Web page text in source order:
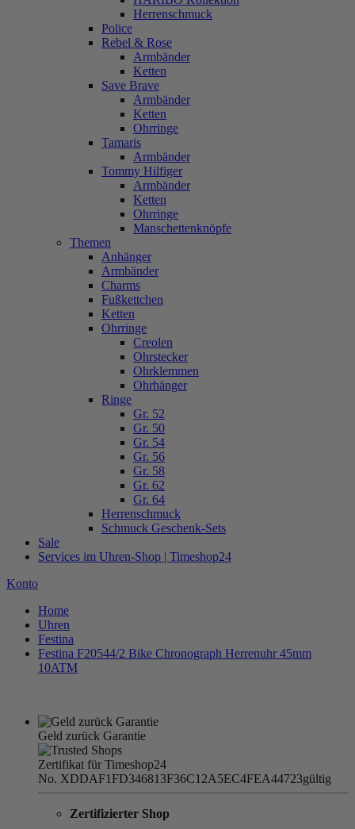
Herrenschmuck
Police
Rebel & Rose
Armbänder
Ketten
Save Brave
Armbänder
Ketten
Ohrringe
Tamaris
Armbänder
Tommy Hilfiger
Armbänder
Ketten
Ohrringe
Manschettenknöpfe
Themen
Anhänger
Armbänder
Charms
Fußkettchen
Ketten
Ohrringe
Creolen
Ohrstecker
Ohrklemmen
Ohrhänger
Ringe
Gr. 52
Gr. 50
Gr. 54
Gr. 56
Gr. 58
Gr. 62
Gr. 64
Herrenschmuck
Schmuck Geschenk-Sets
Sale
Services im Uhren-Shop | Timeshop24
Konto
Home
Uhren
Festina
Festina F20544/2 Bike Chronograph Herrenuhr 45mm
10ATM
Geld zurück Garantie
Zertifikat für Timeshop24
No. XDDAF1FD346813F36C12A5EC4FEA44723gültig
Zertifizierter Shop